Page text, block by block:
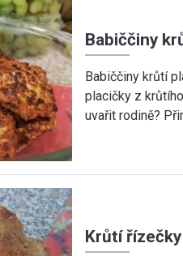
Babiččiny
Babiččiny krůtí
placičky z
uvařit rodině?
Krůtí